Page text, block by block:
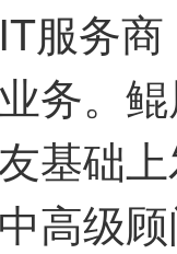
服务
务。
基础
高级